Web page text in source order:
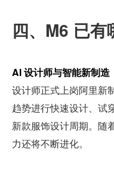
四、M6 已有
AI 设计师与智能新制造
设计师正式上岗阿里新
趋势进行快速设计、试
新款服饰设计周期。随
力还将不断进化。